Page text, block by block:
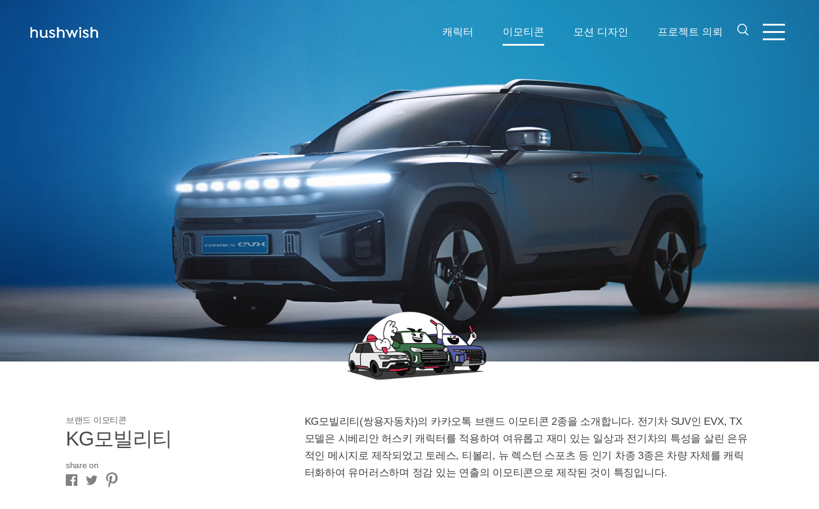
캐릭터 이모티콘 모션 디자인 프로젝트 의뢰
브랜드 이모티콘
KG모빌리티
share on
KG모빌리티(쌍용자동차)의 카카오톡 브랜드 이모티콘 2종을 소개합니다. 전기차 SUV인 EVX, TX
모델은 시베리안 허스키 캐릭터를 적용하여 여유롭고 재미 있는 일상과 전기차의 특성을 살린 은유
적인 메시지로 제작되었고 토레스, 티볼리, 뉴 렉스턴 스포츠 등 인기 차종 3종은 차량 자체를 캐릭
터화하여 유머러스하며 정감 있는 연출의 이모티콘으로 제작된 것이 특징입니다.